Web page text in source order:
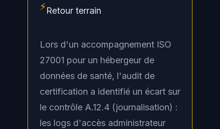
⚡Retour terrain
Lors d'un accompagnement ISO
27001 pour un hébergeur de
données de santé, l'audit de
certification a identifié un écart sur
le contrôle A.12.4 (journalisation) :
les logs d'accès administrateur